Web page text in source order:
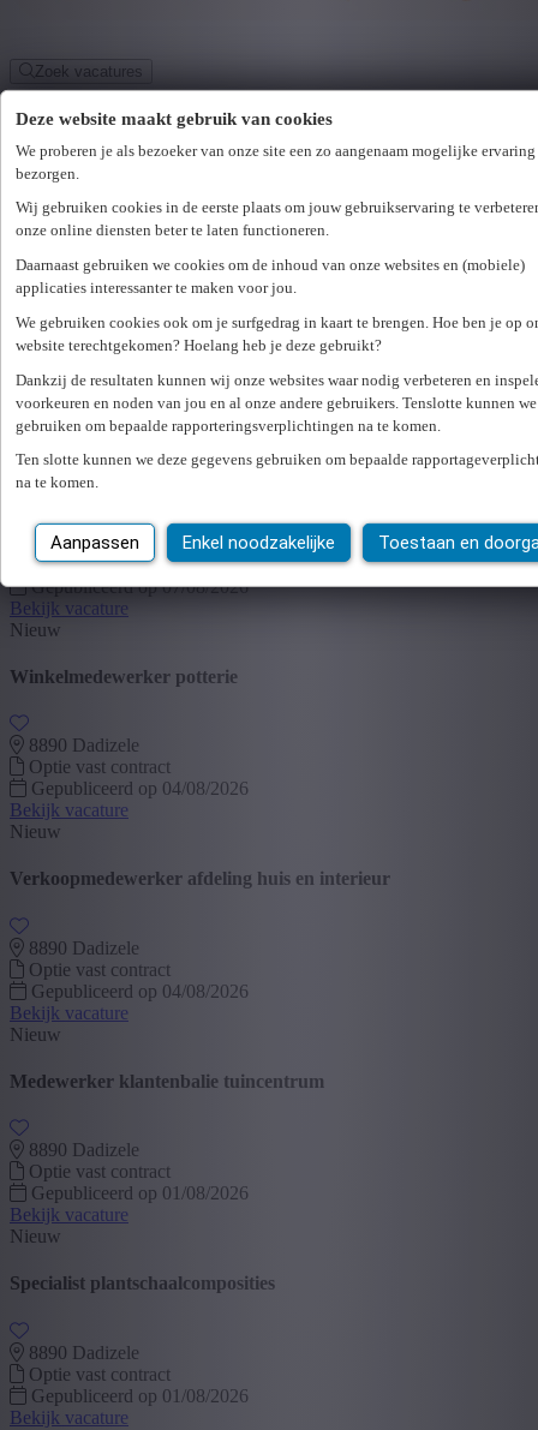
Deze website maakt gebruik van cookies
We proberen je als bezoeker van onze site een zo aangenaam mogelijke
bezorgen.
Wij gebruiken cookies in de eerste plaats om jouw gebruikservaring te
onze online diensten beter te laten functioneren.
Daarnaast gebruiken we cookies om de inhoud van onze websites en (mobiele)
applicaties interessanter te maken voor jou.
We gebruiken cookies ook om je surfgedrag in kaart te brengen. Hoe ben je op
website terechtgekomen? Hoelang heb je deze gebruikt?
Dankzij de resultaten kunnen wij onze websites waar nodig verbeteren en
voorkeuren en noden van jou en al onze andere gebruikers. Tenslotte kunnen
gebruiken om bepaalde rapporteringsverplichtingen na te komen.
Ten slotte kunnen we deze gegevens gebruiken om bepaalde
na te komen.
Aanpassen Enkel noodzakelijke Toestaan en
Zoek vacatures
Wij hebben11 vacatures vacature
gevonden.
2
Opnieuw aanmelden.
Er is een fout opgetreden. Gelieve later opnieuw te proberen.Sluiten
Nieuw
Allround onderhoudsmedewerker - klusjesman
8890 Dadizele
Optie vast contract 16,00 - 18,00 €/uur
Gepubliceerd op 07/08/2026
Bekijk vacature
Nieuw
Winkelmedewerker potterie
8890 Dadizele
Optie vast contract
Gepubliceerd op 04/08/2026
Bekijk vacature
Nieuw
Verkoopmedewerker afdeling huis en interieur
8890 Dadizele
Optie vast contract
Gepubliceerd op 04/08/2026
Bekijk vacature
Nieuw
Medewerker klantenbalie tuincentrum
8890 Dadizele
Optie vast contract
Gepubliceerd op 01/08/2026
Bekijk vacature
Nieuw
Specialist plantschaalcomposities
8890 Dadizele
Optie vast contract
Gepubliceerd op 01/08/2026
Bekijk vacature